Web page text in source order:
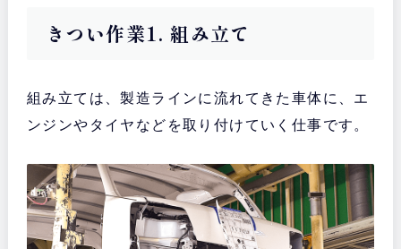
きつい作業1. 組み立て
組み立ては、製造ラインに流れてきた車体に、エ
ンジンやタイヤなどを取り付けていく仕事です。